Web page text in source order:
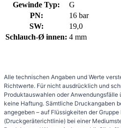
Gewinde Typ:
G
PN:
16 bar
SW:
19,0
Schlauch-Ø innen: 4 mm
Alle technischen Angaben und Werte
Richtwerte. Für nicht ausdrücklich und
Produktauswahlen oder
keine Haftung. Sämtliche Druckangaben
angegeben – auf Flüssigkeiten der
(Druckgeräterichtlinie) bei einer